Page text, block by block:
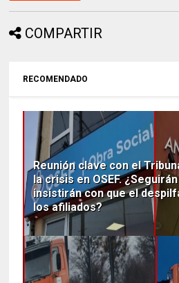
COMPARTIR
RECOMENDADO
Reunión clave con el
la crisis en OSEF.
insistirán con que el
los afiliados?